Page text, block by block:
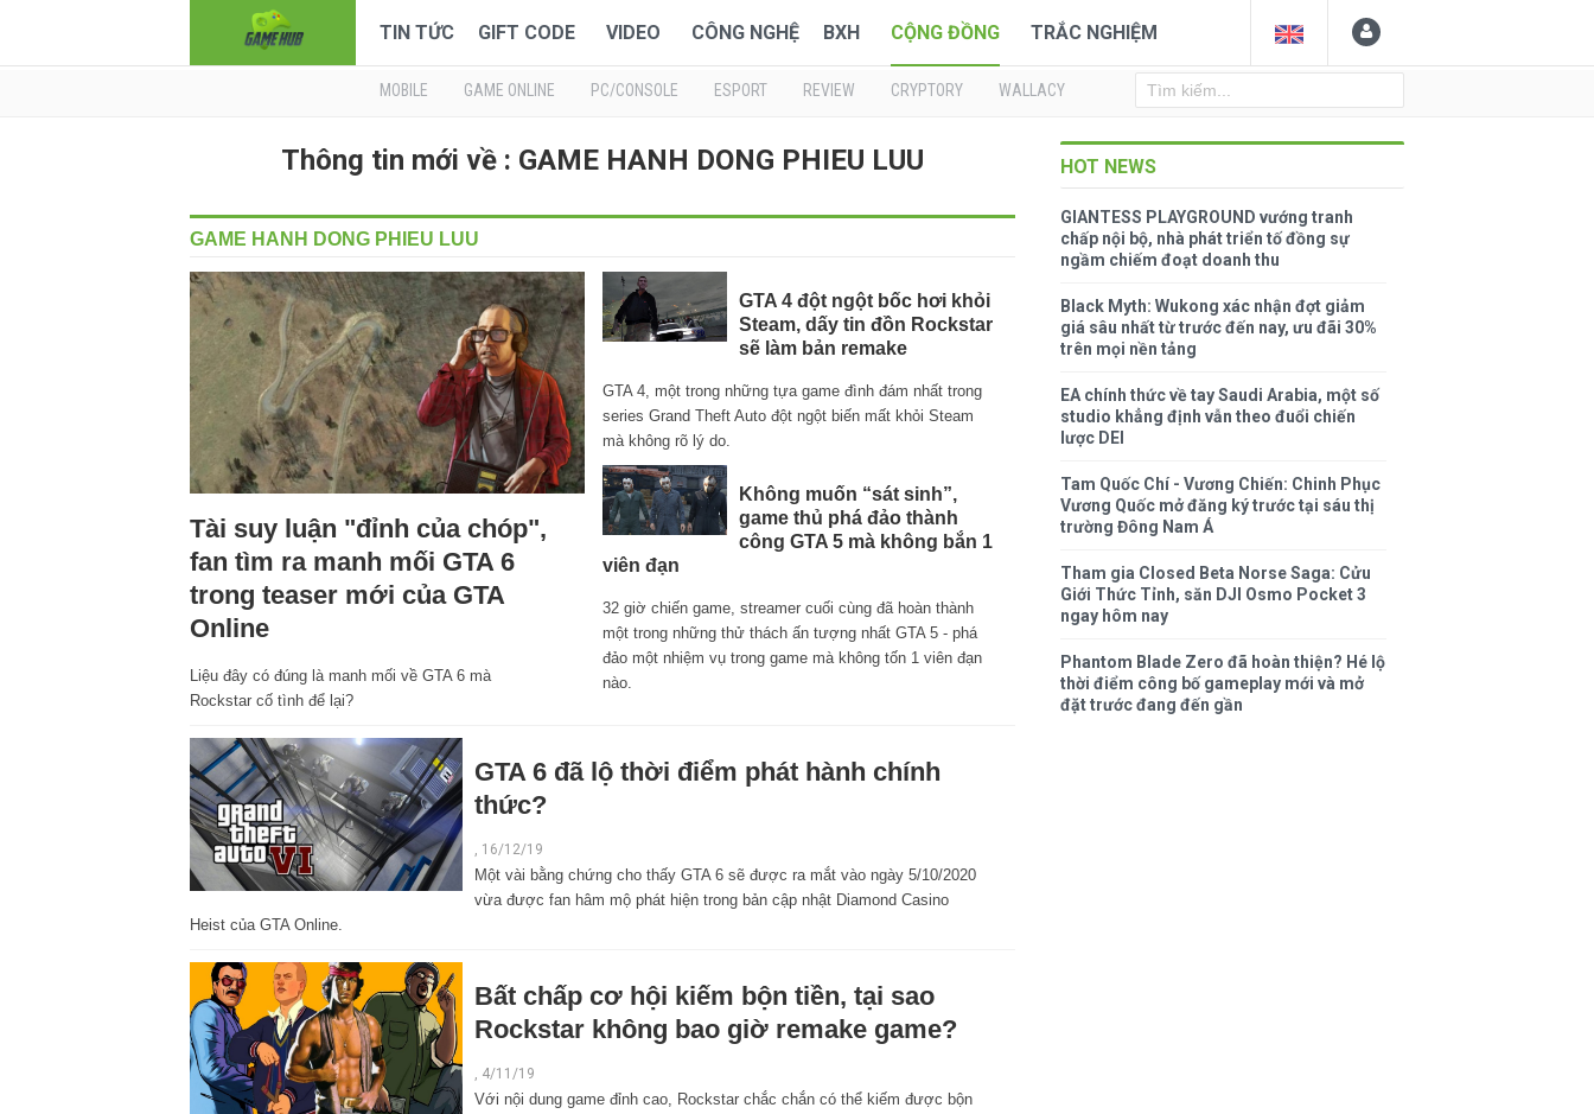
TIN TỨC GIFT CODE VIDEO CÔNG NGHỆ BXH CỘNG ĐỒNG TRẮC NGHIỆM
MOBILE GAME ONLINE PC/CONSOLE ESPORT REVIEW CRYPTORY WALLACY
Thông tin mới về : GAME HANH DONG PHIEU LUU
GAME HANH DONG PHIEU LUU
Tài suy luận "đỉnh của chóp",
fan tìm ra manh mối GTA 6
trong teaser mới của GTA
Online
Liệu đây có đúng là manh mối về GTA 6 mà
Rockstar cố tình để lại?
GTA 4 đột ngột bốc hơi khỏi
Steam, dấy tin đồn Rockstar
sẽ làm bản remake
GTA 4, một trong những tựa game đình đám nhất trong
series Grand Theft Auto đột ngột biến mất khỏi Steam
mà không rõ lý do.
Không muốn “sát sinh”,
game thủ phá đảo thành
công GTA 5 mà không bắn 1
viên đạn
32 giờ chiến game, streamer cuối cùng đã hoàn thành
một trong những thử thách ấn tượng nhất GTA 5 - phá
đảo một nhiệm vụ trong game mà không tốn 1 viên đạn
nào.
GTA 6 đã lộ thời điểm phát hành chính
thức?
, 16/12/19
Một vài bằng chứng cho thấy GTA 6 sẽ được ra mắt vào ngày 5/10/2020
vừa được fan hâm mộ phát hiện trong bản cập nhật Diamond Casino
Heist của GTA Online.
Bất chấp cơ hội kiếm bộn tiền, tại sao
Rockstar không bao giờ remake game?
, 4/11/19
Với nội dung game đỉnh cao, Rockstar chắc chắn có thể kiếm được bộn
HOT NEWS
GIANTESS PLAYGROUND vướng tranh
chấp nội bộ, nhà phát triển tố đồng sự
ngầm chiếm đoạt doanh thu
Black Myth: Wukong xác nhận đợt giảm
giá sâu nhất từ trước đến nay, ưu đãi 30%
trên mọi nền tảng
EA chính thức về tay Saudi Arabia, một số
studio khẳng định vẫn theo đuổi chiến
lược DEI
Tam Quốc Chí - Vương Chiến: Chinh Phục
Vương Quốc mở đăng ký trước tại sáu thị
trường Đông Nam Á
Tham gia Closed Beta Norse Saga: Cửu
Giới Thức Tỉnh, săn DJI Osmo Pocket 3
ngay hôm nay
Phantom Blade Zero đã hoàn thiện? Hé lộ
thời điểm công bố gameplay mới và mở
đặt trước đang đến gần